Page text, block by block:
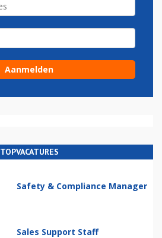
TOPVACATURES
Safety & Compliance Manager
Sales Support Staff